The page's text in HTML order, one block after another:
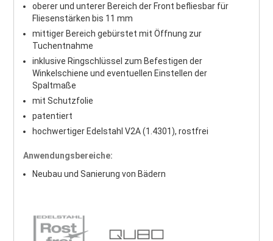
oberer und unterer Bereich der Front befliesbar für
Fliesenstärken bis 11 mm
mittiger Bereich gebürstet mit Öffnung zur
Tuchentnahme
inklusive Ringschlüssel zum Befestigen der
Winkelschiene und eventuellen Einstellen der
Spaltmaße
mit Schutzfolie
patentiert
hochwertiger Edelstahl V2A (1.4301), rostfrei
Anwendungsbereiche:
Neubau und Sanierung von Bädern